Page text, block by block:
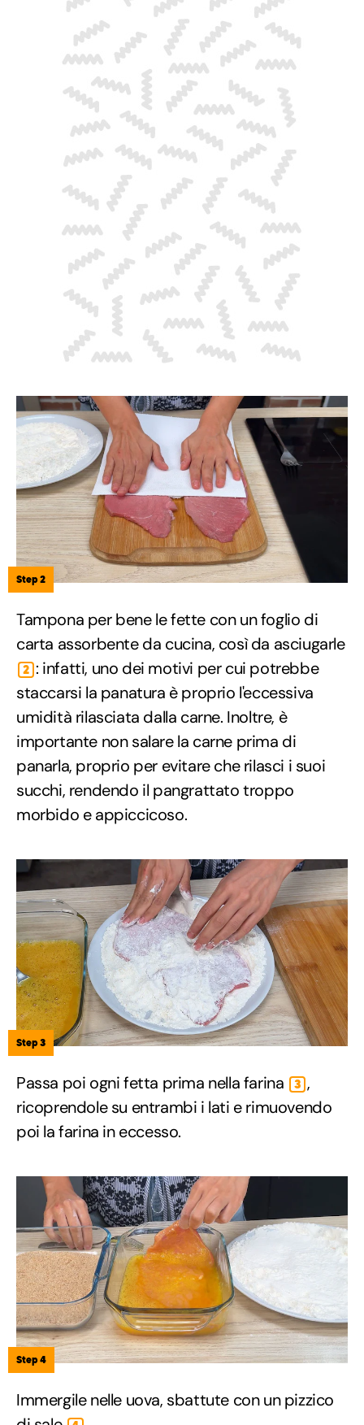
Step 2
Tampona per bene le fette con un foglio di
carta assorbente da cucina, così da asciugarle
2 : infatti, uno dei motivi per cui potrebbe
staccarsi la panatura è proprio l'eccessiva
umidità rilasciata dalla carne. Inoltre, è
importante non salare la carne prima di
panarla, proprio per evitare che rilasci i suoi
succhi, rendendo il pangrattato troppo
morbido e appiccicoso.
Step 3
Passa poi ogni fetta prima nella farina 3 ,
ricoprendole su entrambi i lati e rimuovendo
poi la farina in eccesso.
Step 4
Immergile nelle uova, sbattute con un pizzico